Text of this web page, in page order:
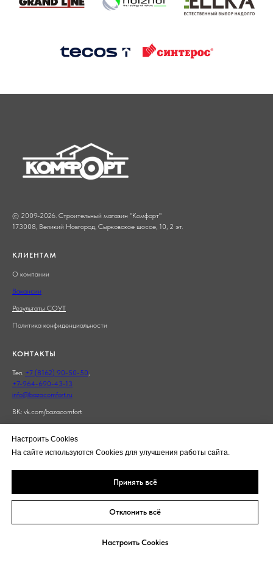
© 2009-2026. Строительный магазин "Комфорт"
173008, Великий Новгород, Сырковское шоссе, 10, 2 эт.
КЛИЕНТАМ
О компании
Вакансии
Результаты СОУТ
Политика конфиденциальности
КОНТАКТЫ
Тел. +7 (8162) 90-50-50,
+7-964-690-43-13
info@bazacomfort.ru
ВК: vk.com/bazacomfort
Настроить Cookies
На сайте используются Cookies для улучшения работы сайта.
Принять всё
Отклонить всё
Настроить Cookies
Made on Tilda